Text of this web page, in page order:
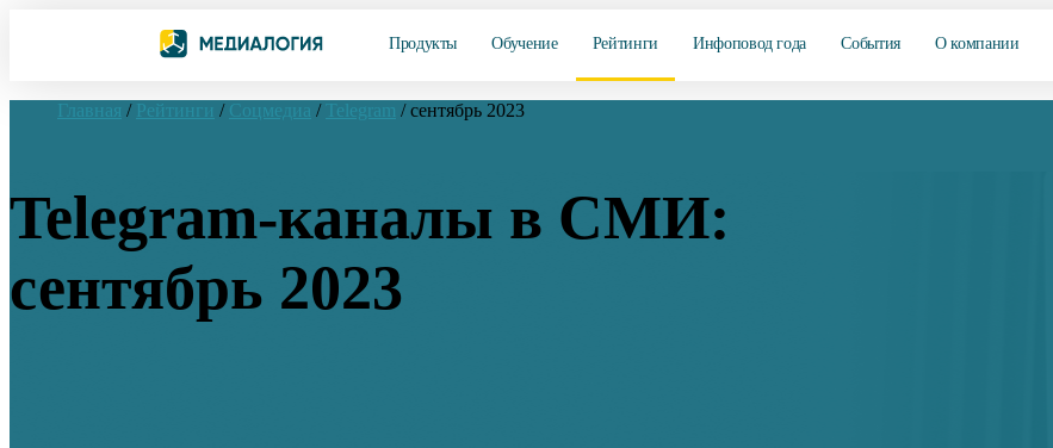
Продукты Обучение Рейтинги Инфоповод года События О компании
Главная / Рейтинги / Соцмедиа / Telegram / сентябрь 2023
Telegram-каналы в СМИ:
сентябрь 2023